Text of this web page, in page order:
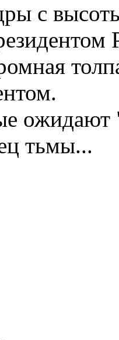
с
ожидают
тьмы...